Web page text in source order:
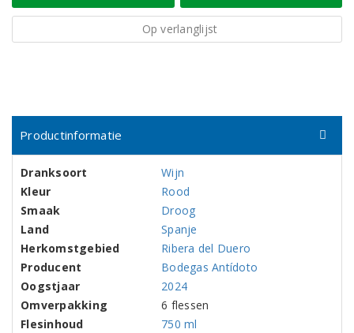
Op verlanglijst
Productinformatie
Dranksoort
Wijn
Kleur
Rood
Smaak
Droog
Land
Spanje
Herkomstgebied
Ribera del Duero
Producent
Bodegas Antídoto
Oogstjaar
2024
Omverpakking
6 flessen
Flesinhoud
750 ml